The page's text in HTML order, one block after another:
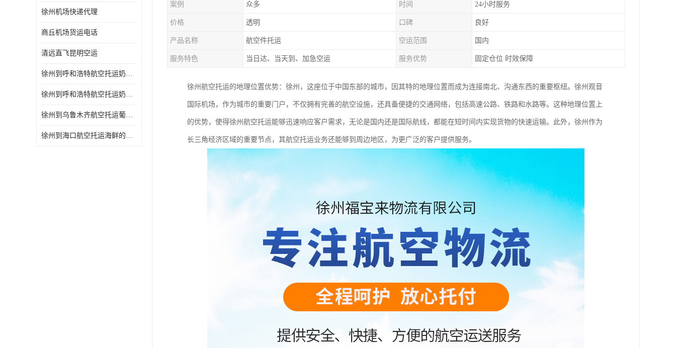
徐州机场快递代理
商丘机场货运电话
清远直飞昆明空运
徐州到呼和浩特航空托运奶制品的规定 空运专线-一站式服务
徐州到呼和浩特航空托运奶制品的规定 当天办理当天到达
徐州到乌鲁木齐航空托运葡萄干的包装 空运专线-一站式服务
徐州到海口航空托运海鲜的运输时间 空运专线-一站式服务
案例 众多 时间 24小时服务
价格 透明 口碑 良好
产品名称 航空件托运 空运范围 国内
服务特色 当日达、当天到、加急空运 服务优势 固定仓位 时效保障
徐州航空托运的地理位置优势：徐州，这座位于中国东部的城市，因其特的地理位置而成为连接南北、沟通东西的重要枢纽。徐州观音
国际机场，作为城市的重要门户，不仅拥有完善的航空设施，还具备便捷的交通网络，包括高速公路、铁路和水路等。这种地理位置上
的优势，使得徐州航空托运能够迅速响应客户需求，无论是国内还是国际航线，都能在短时间内实现货物的快速运输。此外，徐州作为
长三角经济区域的重要节点，其航空托运业务还能够到周边地区，为更广泛的客户提供服务。